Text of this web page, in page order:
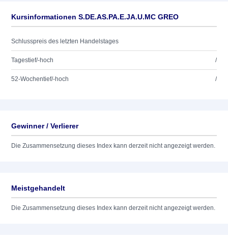
Kursinformationen S.DE.AS.PA.E.JA.U.MC GREO
Schlusspreis des letzten Handelstages
Tagestief/-hoch /
52-Wochentief/-hoch /
Gewinner / Verlierer
Die Zusammensetzung dieses Index kann derzeit nicht angezeigt werden.
Meistgehandelt
Die Zusammensetzung dieses Index kann derzeit nicht angezeigt werden.